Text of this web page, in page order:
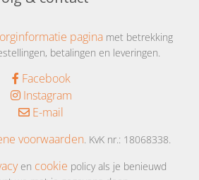
paginamet betrekking
betalingen en leveringen.
Facebook
Instagram
E-mail
voorwaarden. KvK nr.: 18068338.
en cookie policy als je benieuwd